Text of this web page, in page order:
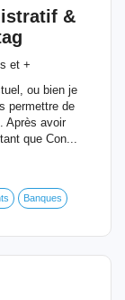
&
et +
ou bien je
permettre de
Après avoir
que Con...
Banques